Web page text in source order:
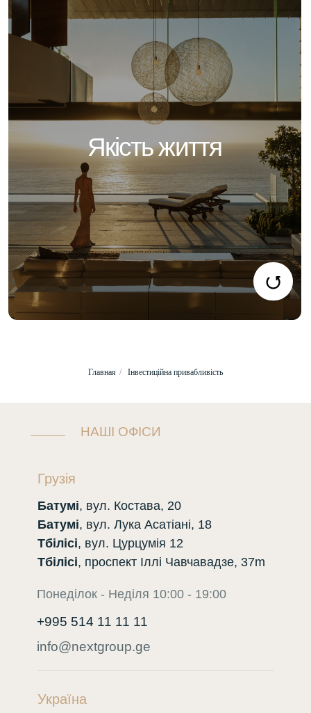
та амбіцій, надихає кожного з великими мріями та
прагненнями досягти більшого.
Культурне розмаїття
: Дубай — багатокультурне
місто, яке процвітає в глобальній спільноті та
створює багате, динамічне середовище.
Главная / Інвестиційна привабливість
НАШІ ОФІСИ
Грузія
Батумі, вул. Костава, 20
Батумі, вул. Лука Асатіані, 18
Тбілісі, вул. Цурцумія 12
Тбілісі, проспект Іллі Чавчавадзе, 37m
Понеділок - Неділя 10:00 - 19:00
+995 514 11 11 11
Україна
info@nextgroup.ge